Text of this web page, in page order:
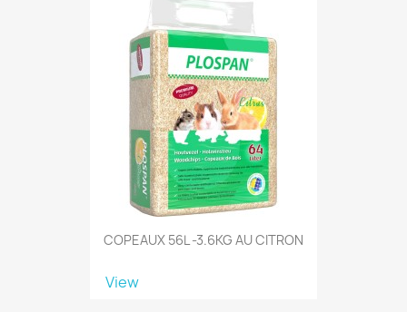
COPEAUX 56L -3.6KG AU CITRON
View